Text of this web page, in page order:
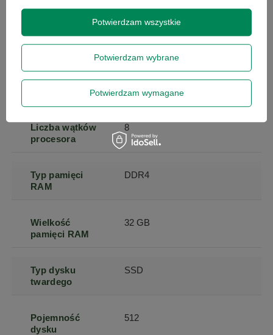
procesora
3.8
Liczba rdzeni
4
Liczba wątków
procesora
8
Typ pamięci
RAM
DDR4
Wielkość
pamięci RAM
32 GB
Typ dysku
twardego
SSD
Pojemność
dysku
512
Potwierdzam wybrane
Potwierdzam wymagane
Potwierdzam wszystkie